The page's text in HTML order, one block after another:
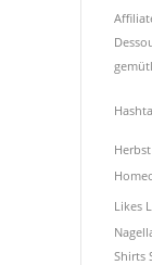
Herbst
Likes
Shirts